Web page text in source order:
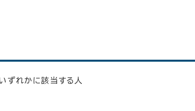
ずれかに該当する人